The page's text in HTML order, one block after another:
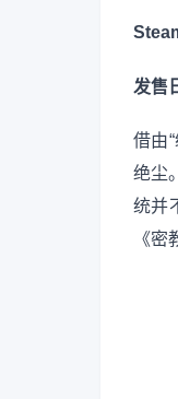
发售
借由
绝尘
统并
《